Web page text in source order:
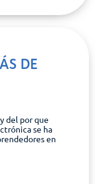
DE
del por que
se ha
en